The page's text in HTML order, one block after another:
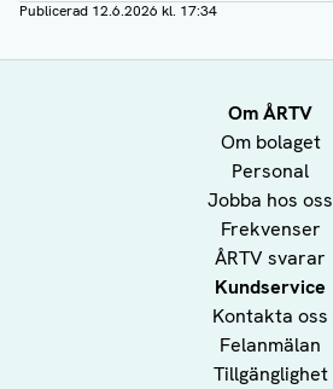
Publicerad 12.6.2026 kl. 17:34
Om ÅRTV
Om bolaget
Personal
Jobba hos oss
Frekvenser
ÅRTV svarar
Kundservice
Kontakta oss
Felanmälan
Tillgänglighet